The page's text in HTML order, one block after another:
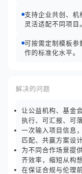
支持企业共创、
灵活适配不同项目。
可按需定制模板参
作的标准化水平。
解决的问题
让公益机构、基金
执行、可汇报、可
一次输入项目信息
匹配、共赢方案设
为不同合作场景提
齐效率，缩短从构
在保证合规与伦理